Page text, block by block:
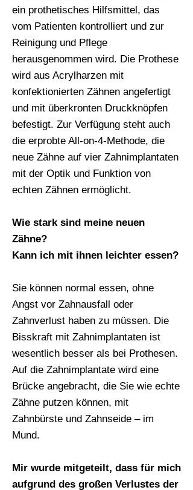
ein prothetisches Hilfsmittel, das
vom Patienten kontrolliert und zur
Reinigung und Pflege
herausgenommen wird. Die Prothese
wird aus Acrylharzen mit
konfektionierten Zähnen angefertigt
und mit überkronten Druckknöpfen
befestigt. Zur Verfügung steht auch
die erprobte All-on-4-Methode, die
neue Zähne auf vier Zahnimplantaten
mit der Optik und Funktion von
echten Zähnen ermöglicht.
Wie stark sind meine neuen
Zähne?
Kann ich mit ihnen leichter essen?
Sie können normal essen, ohne
Angst vor Zahnausfall oder
Zahnverlust haben zu müssen. Die
Bisskraft mit Zahnimplantaten ist
wesentlich besser als bei Prothesen.
Auf die Zahnimplantate wird eine
Brücke angebracht, die Sie wie echte
Zähne putzen können, mit
Zahnbürste und Zahnseide – im
Mund.
Mir wurde mitgeteilt, dass für mich
aufgrund des großen Verlustes der